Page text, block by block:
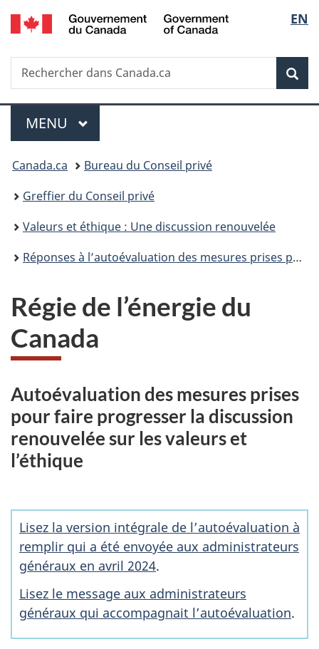
Passer
au
principal
Passer
à
Au
du
Passer
à
version
simplifiée
de
la
EN
Recherche
Rechercher
dans
Menu
MENU PRINCIPAL
Vous
êtes
ici :
Canada.ca
Bureau du Conseil privé
Greffier du Conseil privé
Valeurs et éthique : Une discussion renouvelée
Réponses à l’autoévaluation des mesures prises pour élargir la discussion sur les valeurs et l’éthique
Régie de l’énergie du
Canada
Autoévaluation des mesures prises
pour faire progresser la discussion
renouvelée sur les valeurs et
l’éthique
Lisez la version intégrale de l’autoévaluation à
remplir qui a été envoyée aux administrateurs
généraux en avril 2024.
Lisez le message aux administrateurs
généraux qui accompagnait l’autoévaluation.